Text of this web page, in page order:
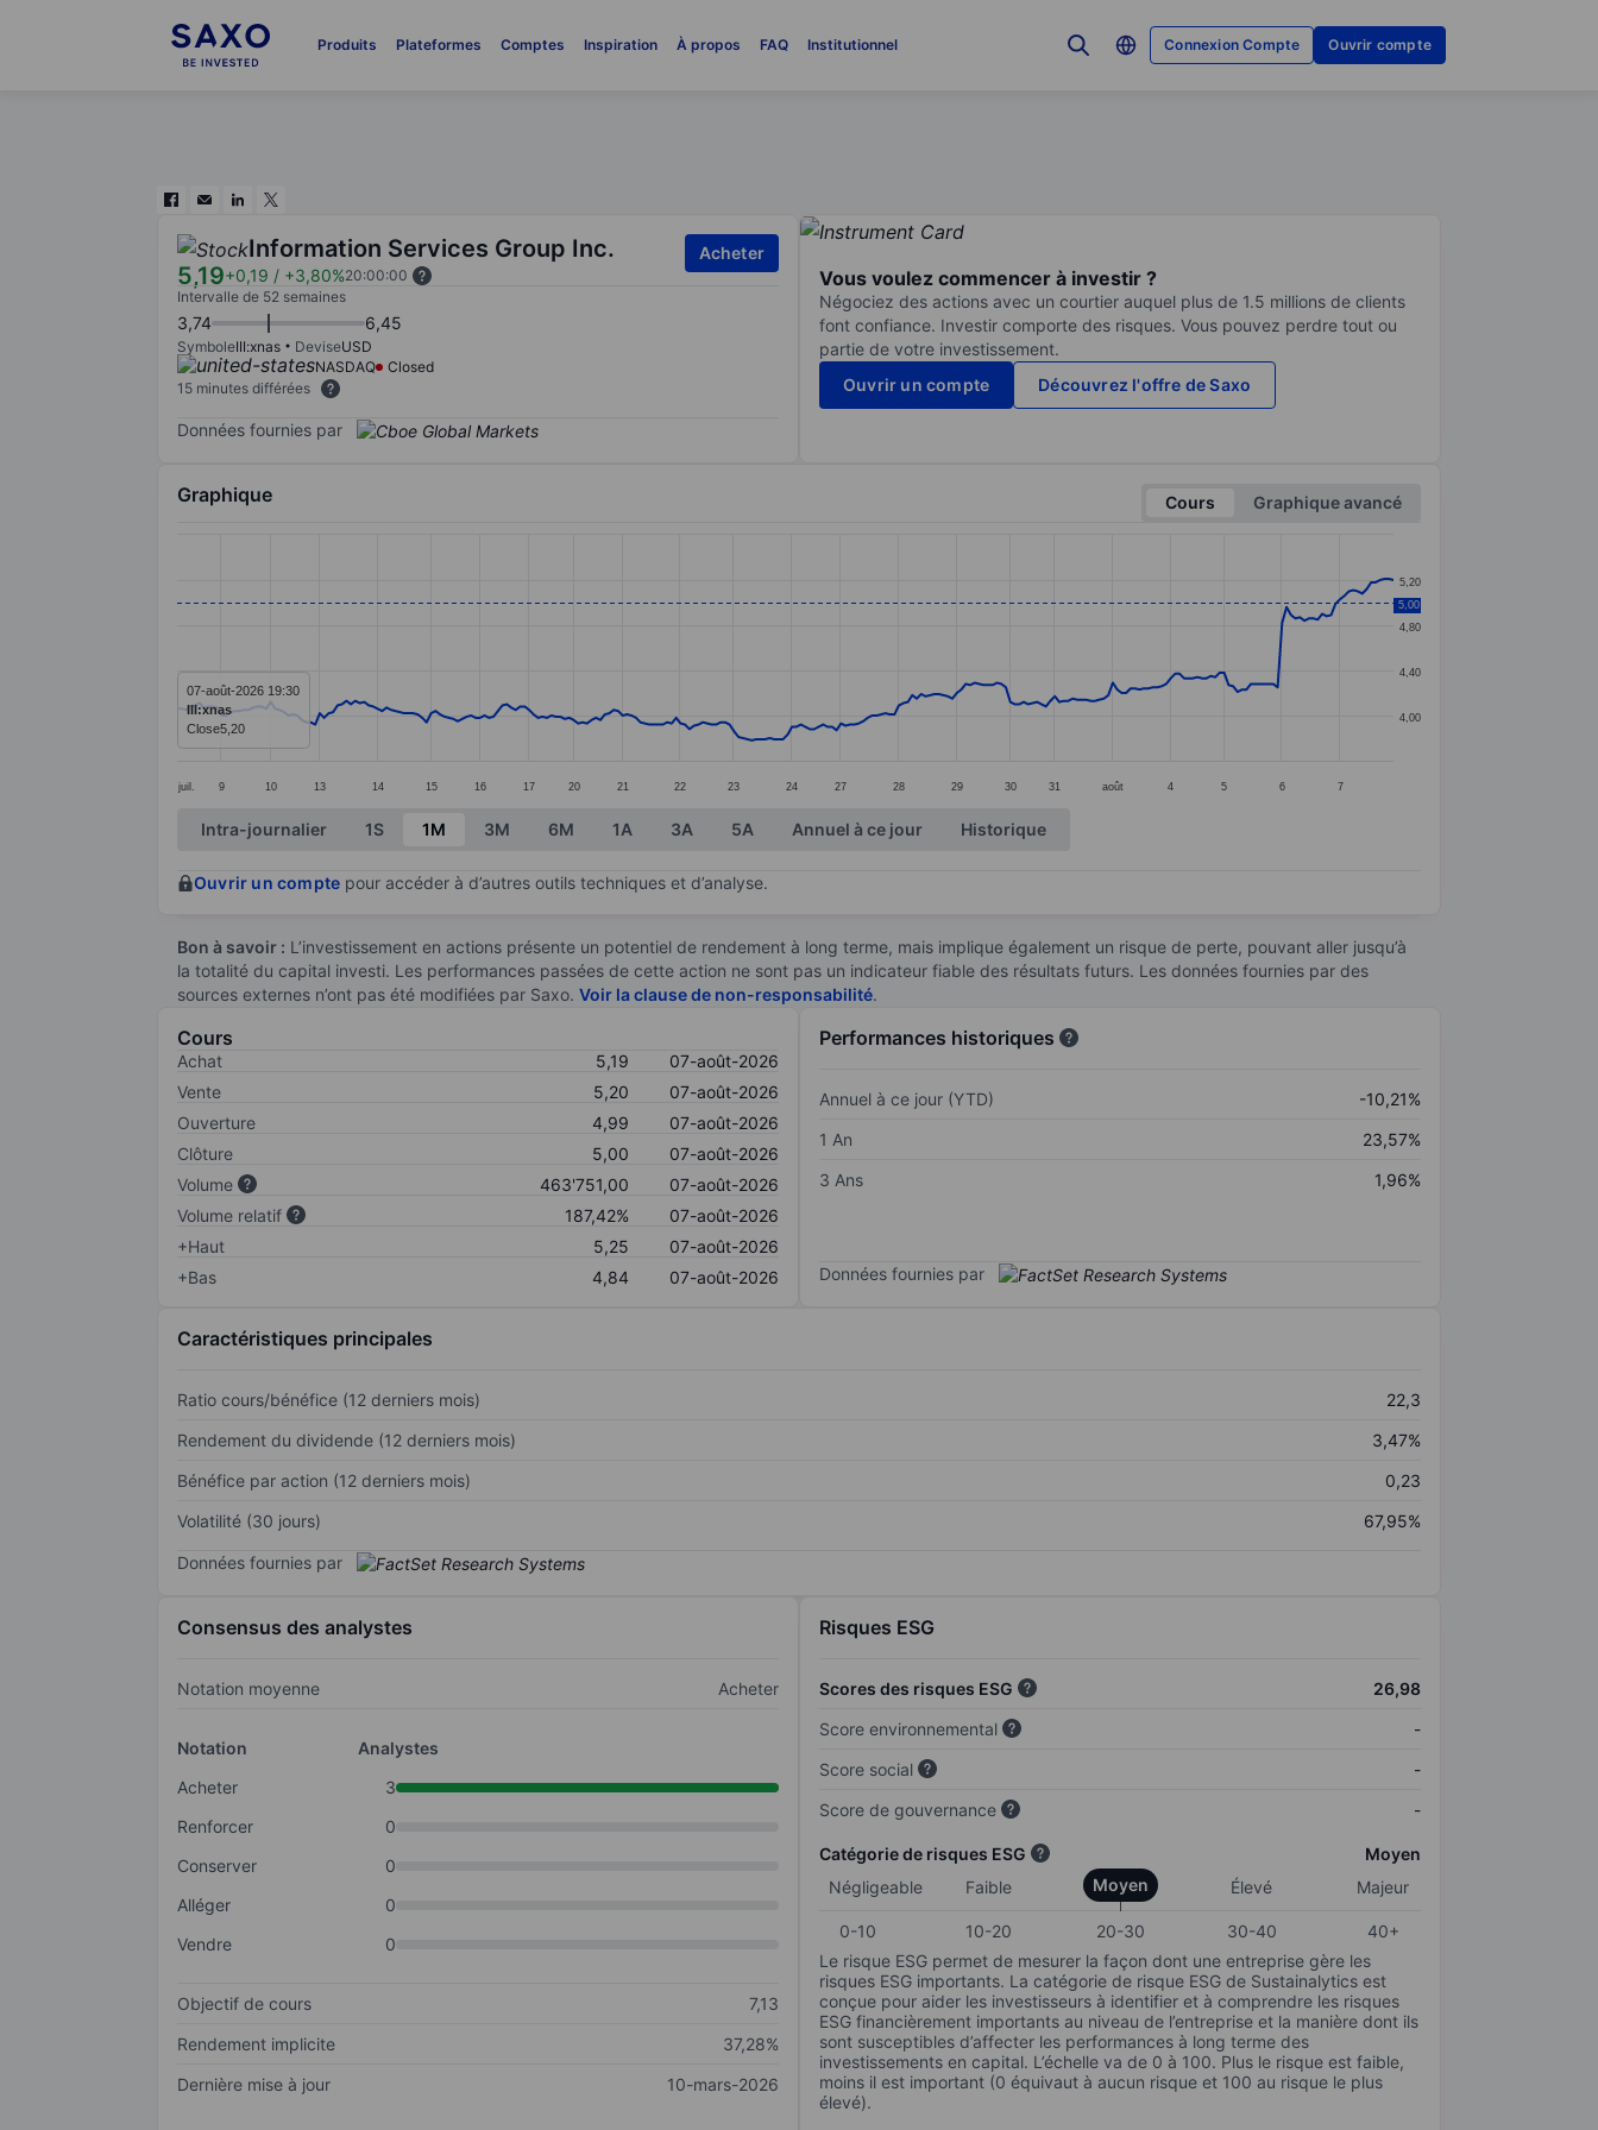
Produits Plateformes Comptes Inspiration À propos FAQ Institutionnel Connexion Compte Ouvrir compte
Information Services Group Inc.
5,19+0,19 / +3,80%20:00:00
Acheter
Intervalle de 52 semaines
3,74 6,45
SymboleIII:xnas DeviseUSD
NASDAQ
Closed
15 minutes différées
Données fournies par
Vous voulez commencer à investir ?
Négociez des actions avec un courtier auquel plus de 1.5 millions de clients
font confiance. Investir comporte des risques. Vous pouvez perdre tout ou
partie de votre investissement.
Ouvrir un compte
Découvrez l'offre de Saxo
Graphique Cours
Graphique avancé
juil. 9 10 13 14 15 16 17 20 21 22 23 24 27 28 29 30 31 août 4 5 6 7
4,00
4,40
4,80
5,20
5,00
07-août-2026 19:30
III:xnas
Close5,20
End of interactive chart.
Intra-journalier 1S 1M 3M 6M 1A 3A 5A Annuel à ce jour Historique
Ouvrir un compte pour accéder à d’autres outils techniques et d’analyse.
Bon à savoir : L’investissement en actions présente un potentiel de rendement à long terme, mais implique également un risque de perte, pouvant aller jusqu’à
la totalité du capital investi. Les performances passées de cette action ne sont pas un indicateur fiable des résultats futurs. Les données fournies par des
sources externes n’ont pas été modifiées par Saxo. Voir la clause de non-responsabilité.
Cours
Achat 5,19
07-août-2026
Vente
5,20
07-août-2026
Ouverture
4,99
07-août-2026
Clôture
5,00
07-août-2026
Volume
463'751,00
07-août-2026
Volume relatif
187,42%
07-août-2026
+Haut
5,25
07-août-2026
+Bas
4,84 07-août-2026
Performances historiques
Annuel à ce jour (YTD)
-10,21%
1 An
23,57%
3 Ans
1,96%
Données fournies par
Caractéristiques principales
Ratio cours/bénéfice (12 derniers mois)
22,3
Rendement du dividende (12 derniers mois)
3,47%
Bénéfice par action (12 derniers mois)
0,23
Volatilité (30 jours)
67,95%
Données fournies par
Consensus des analystes
Notation moyenne Acheter
Notation
Analystes
Acheter
3
Renforcer
0
Conserver
0
Alléger
0
Vendre
0
Objectif de cours
7,13
Rendement implicite
37,28%
Dernière mise à jour
10-mars-2026
Risques ESG
Scores des risques ESG
26,98
Score environnemental
-
Score social
-
Score de gouvernance
-
Catégorie de risques ESG
Moyen
Négligeable
Faible Moyen Élevé Majeur
0-10 10-20 20-30 30-40
40+
Le risque ESG permet de mesurer la façon dont une entreprise gère les
risques ESG importants. La catégorie de risque ESG de Sustainalytics est
conçue pour aider les investisseurs à identifier et à comprendre les risques
ESG financièrement importants au niveau de l’entreprise et la manière dont ils
sont susceptibles d’affecter les performances à long terme des
investissements en capital. L’échelle va de 0 à 100. Plus le risque est faible,
moins il est important (0 équivaut à aucun risque et 100 au risque le plus
élevé).